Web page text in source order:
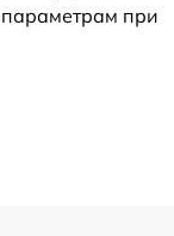
параметрам при